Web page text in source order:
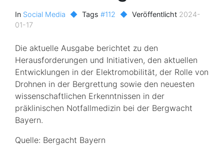
In Social Media ◆ Tags #112 ◆ Veröffentlicht 2024-
01-17
Die aktuelle Ausgabe berichtet zu den
Herausforderungen und Initiativen, den aktuellen
Entwicklungen in der Elektromobilität, der Rolle von
Drohnen in der Bergrettung sowie den neuesten
wissenschaftlichen Erkenntnissen in der
präklinischen Notfallmedizin bei der Bergwacht
Bayern.
Quelle: Bergacht Bayern